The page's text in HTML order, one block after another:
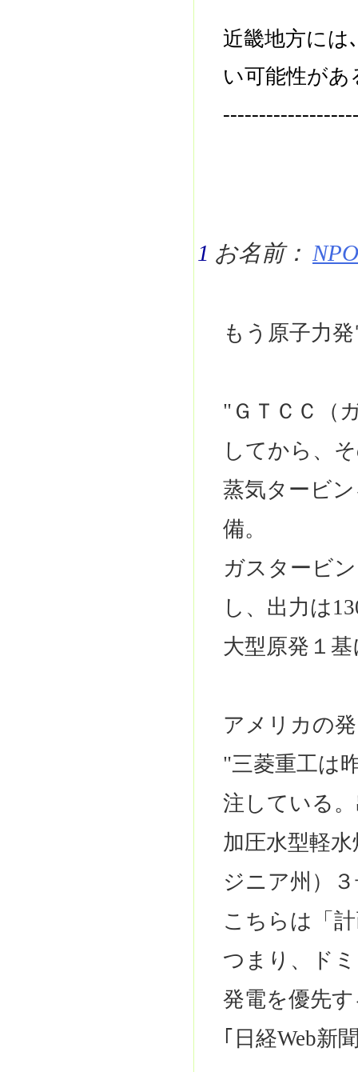
近畿地方に
い可能性があ
1 お名前：
もう原子力
"ＧＴＣＣ（
してから、
蒸気タービ
備。
ガスタービ
し、出力は
大型原発１
アメリカの
"三菱重工は
注している
加圧水型軽
ジニア州）
こちらは「
つまり、ド
発電を優先
｢日経Web新